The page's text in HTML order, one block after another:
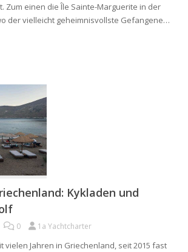
Zum einen die Île Sainte-Marguerite in der
der vielleicht geheimnisvollste Gefangene…
Kykladen und
0 1a Yachtcharter
vielen Jahren in Griechenland, seit 2015 fast